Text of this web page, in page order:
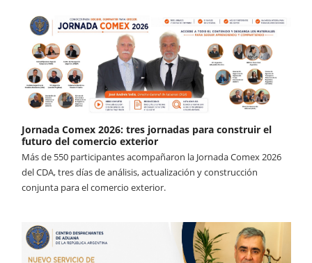
Jornada Comex 2026: tres jornadas para construir el
futuro del comercio exterior
Más de 550 participantes acompañaron la Jornada Comex 2026
del CDA, tres días de análisis, actualización y construcción
conjunta para el comercio exterior.